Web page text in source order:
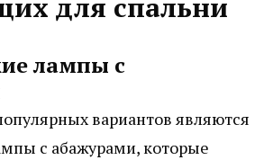
для спальни
лампы с
вариантов являются
с абажурами, которые